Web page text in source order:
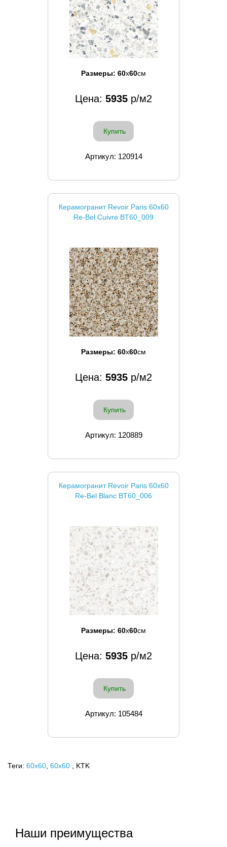
Размеры: 60x60см
Цена: 5935 р/м2
Купить
Артикул: 120914
Керамогранит Revoir Paris 60x60
Re-Bel Cuivre BT60_009
Размеры: 60x60см
Цена: 5935 р/м2
Купить
Артикул: 120889
Керамогранит Revoir Paris 60x60
Re-Bel Blanc BT60_006
Размеры: 60x60см
Цена: 5935 р/м2
Купить
Артикул: 105484
Теги: 60x60 60х60 , KTK
Наши преимущества